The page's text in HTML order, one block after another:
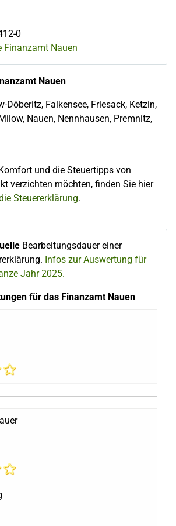
0
Finanzamt Nauen
Nauen
Döberitz, Falkensee, Friesack, Ketzin,
Nauen, Nennhausen, Premnitz,
und die Steuertipps von
verzichten möchten, finden Sie hier
Steuererklärung.
Bearbeitungsdauer einer
Infos zur Auswertung für
Jahr 2025.
für das Finanzamt Nauen